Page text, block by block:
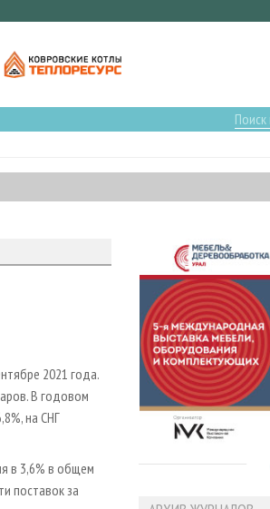
2021 года.
В годовом
на СНГ
в 3,6% в общем
поставок за